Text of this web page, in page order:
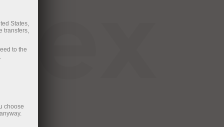
States,
transfers,
to the
choose